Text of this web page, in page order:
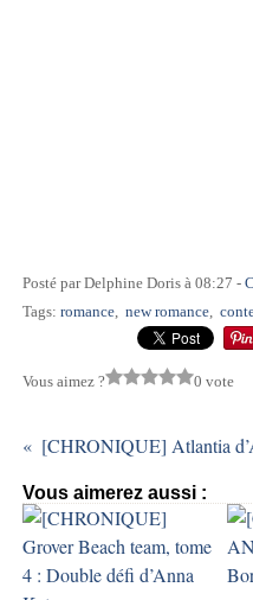
Posté par Delphine Doris à 08:27 -
Tags: romance, new romance,
Vous aimez ? 0 vote
[CHRONIQUE] Atlantia
Vous aimerez aussi :